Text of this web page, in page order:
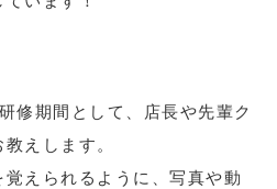
修期間として、店長や先輩ク
えします。
えられるように、写真や動